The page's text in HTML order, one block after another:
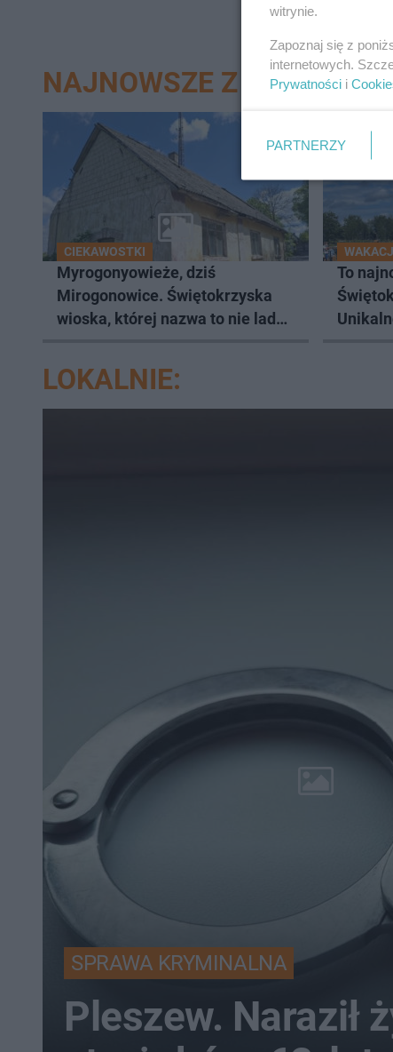
NAJNOWSZE Z DZIAŁU
CIEKAWOSTKI
Myrogonyowieże, dziś
Mirogonowice. Świętokrzyska
wioska, której nazwa to nie lada
To
LOKALNIE:
SPRAWA KRYMINALNA
Pleszew. Naraził
witrynie.
Zapoznaj się z
internetowych.
Prywatności i
PARTNERZY